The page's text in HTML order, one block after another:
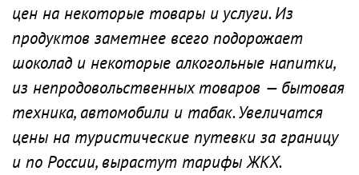
цен на некоторые товары и услуги. Из
продуктов заметнее всего подорожает
шоколад и некоторые алкогольные напитки,
из непродовольственных товаров — бытовая
техника, автомобили и табак. Увеличатся
цены на туристические путевки за границу
и по России, вырастут тарифы ЖКХ.